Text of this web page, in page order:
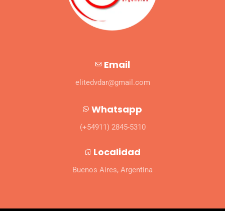
Email
elitedvdar@gmail.com
Whatsapp
(+54911) 2845-5310
Localidad
Buenos Aires, Argentina